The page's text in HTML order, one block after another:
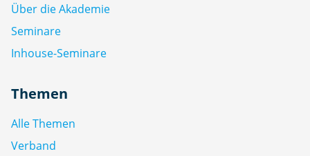
Über die Akademie
Seminare
Inhouse-Seminare
Themen
Alle Themen
Verband